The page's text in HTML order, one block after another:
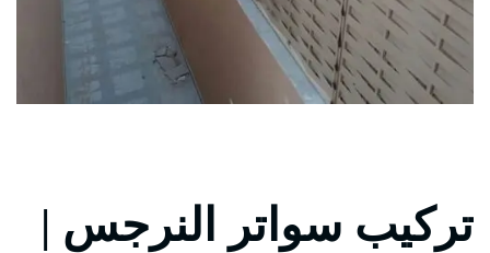
تركيب سواتر النرجس |